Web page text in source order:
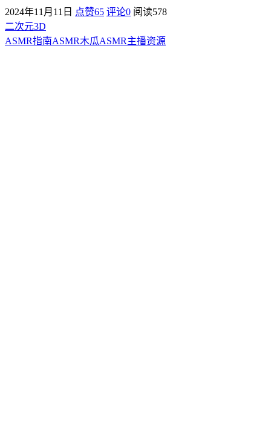
2024年11月11日 点赞65 评论0 阅读578
二次元3D
ASMR指南ASMR木瓜ASMR主播资源